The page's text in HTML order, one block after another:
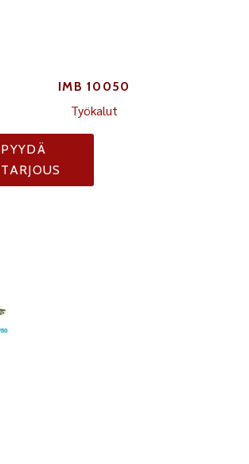
IMB 10050
Työkalut
PYYDÄ
TARJOUS